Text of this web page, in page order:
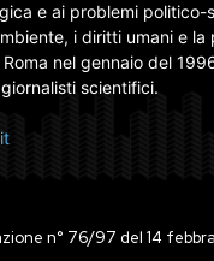
e ai problemi politico-
i diritti umani e la
nel gennaio del
scientifici.
n° 76/97 del 14